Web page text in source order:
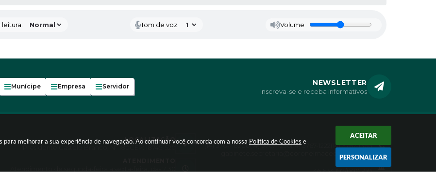
melhorar a sua experiência de navegação. Ao continuar você concorda com a nossa Política de Cookies e
ACEITAR
PERSONALIZAR
Tom de voz: Volume
NEWSLETTER
Inscreva-se e receba informativos
Munícipe Empresa Servidor
LOCALIZAÇÃO CONTATO
(14) 3767- 8200(14) 3767-1296(14) 3767-1222
(14) 3767-1366
gabinete.secretaria@coronelmacedo.sp.gov.br
46.634.192/0001-99